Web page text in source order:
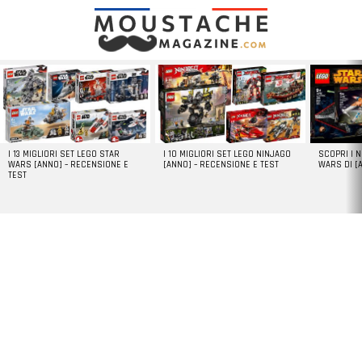
LATEST
STORIES
I 13 MIGLIORI SET LEGO STAR
WARS [ANNO] – RECENSIONE E
TEST
I 10 MIGLIORI SET LEGO NINJAGO
[ANNO] – RECENSIONE E TEST
SCOPRI I
WARS DI